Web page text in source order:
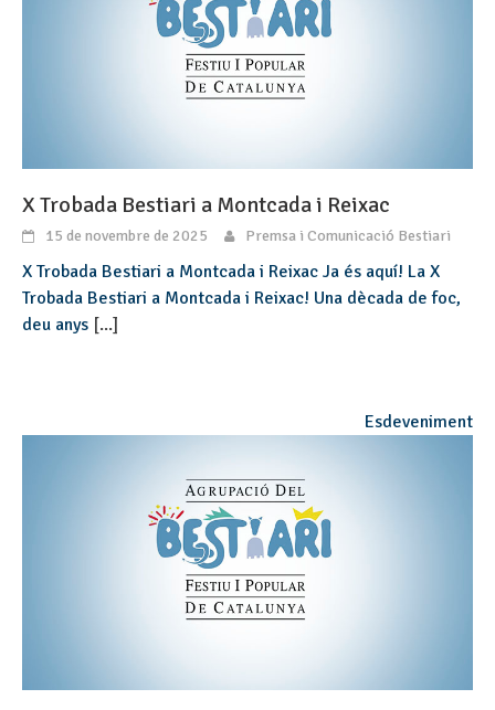
X Trobada Bestiari a Montcada i Reixac
15 de novembre de 2025 Premsa i Comunicació Bestiari
X Trobada Bestiari a Montcada i Reixac Ja és aquí! La X
Trobada Bestiari a Montcada i Reixac! Una dècada de foc,
deu anys [...]
Esdeveniment